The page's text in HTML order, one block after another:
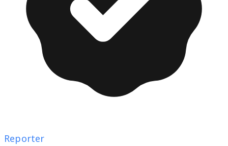
Reporter